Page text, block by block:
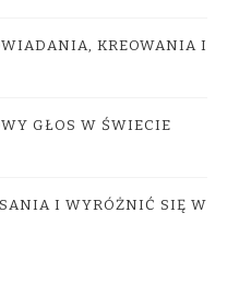
KREOWANIA I
GŁOS W ŚWIECIE
I WYRÓŻNIĆ SIĘ W